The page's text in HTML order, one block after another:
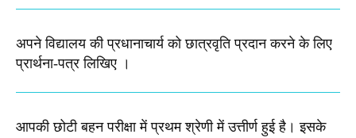
अपने विद्यालय की प्रधानाचार्य को छात्रवृति प्रदान करने के लिए
प्रार्थना-पत्र लिखिए ।
आपकी छोटी बहन परीक्षा में प्रथम श्रेणी में उत्तीर्ण हुई है। इसके